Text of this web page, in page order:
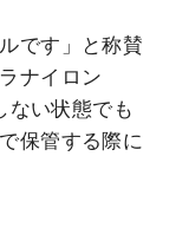
です」と称賛
ナイロン
ない状態でも
保管する際に